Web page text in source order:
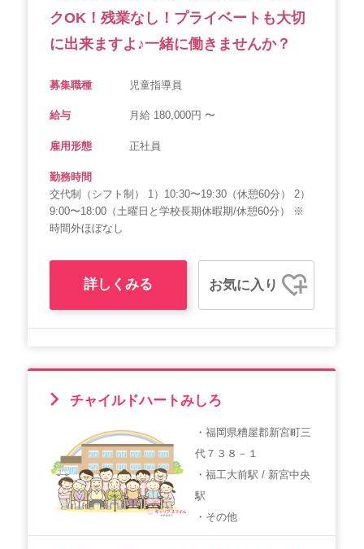
クOK！残業なし！プライベートも大切
に出来ますよ♪一緒に働きませんか？
募集職種 児童指導員
給与 月給 180,000円 〜
雇用形態 正社員
勤務時間
交代制（シフト制） 1）10:30〜19:30（休憩60分） 2）
9:00〜18:00（土曜日と学校長期休暇期/休憩60分） ※
時間外ほぼなし
詳しくみる お気に入り
チャイルドハートみしろ
・福岡県糟屋郡新宮町三
代７３８－１
・福工大前駅 / 新宮中央
駅
・その他